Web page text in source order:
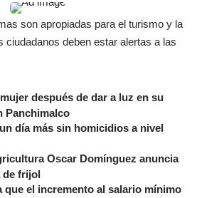
son apropiadas para el turismo y la
ciudadanos deben estar alertas a las
después de dar a luz en su
Panchimalco
día más sin homicidios a nivel
Oscar Domínguez anuncia
de frijol
que el incremento al salario mínimo